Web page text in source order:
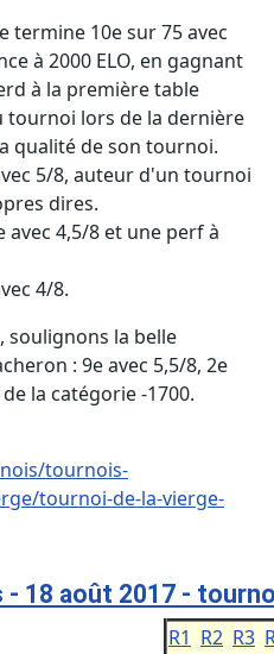
termine 10e sur 75 avec
à 2000 ELO, en gagnant
à la première table
tournoi lors de la dernière
qualité de son tournoi.
5/8, auteur d'un tournoi
dires.
avec 4,5/8 et une perf à
4/8.
soulignons la belle
: 9e avec 5,5/8, 2e
la catégorie -1700.
tournois-
tournoi-de-la-vierge-
- 18 août 2017 -
R1 R2 R3